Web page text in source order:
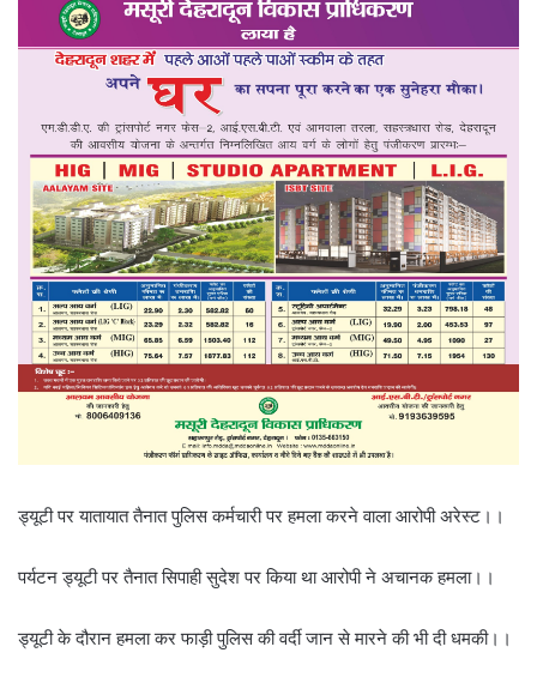
ड्यूटी पर यातायात तैनात पुलिस कर्मचारी पर हमला करने वाला आरोपी अरेस्ट।।
पर्यटन ड्यूटी पर तैनात सिपाही सुदेश पर किया था आरोपी ने अचानक हमला।।
ड्यूटी के दौरान हमला कर फाड़ी पुलिस की वर्दी जान से मारने की भी दी धमकी।।